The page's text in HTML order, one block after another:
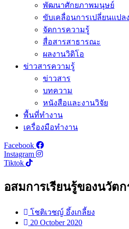
พัฒนาศักยภาพมนุษย์
ขับเคลื่อนการเปลี่ยนแปล
จัดการความรู้
สื่อสารสาธารณะ
ผลงานวิดิโอ
ข่าวสารความรู้
ข่าวสาร
บทความ
หนังสือและงานวิจัย
พื้นที่ทำงาน
เครื่องมือทำงาน
Facebook
Instagram
Tiktok
อสมการเรียนรู้ของนวัตก
โชติเวชญ์ อึ้งเกลี้ยง
20 October 2020